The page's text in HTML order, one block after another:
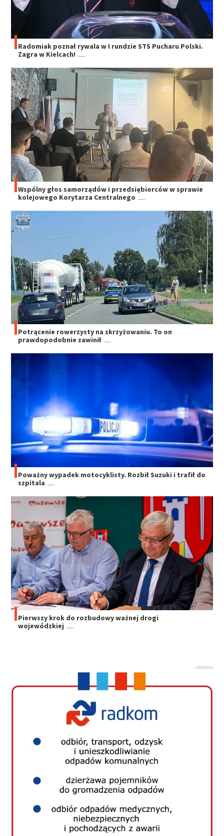
Radomiak poznał rywala w I rundzie STS Pucharu Polski.
Zagra w Kielcach!
Wspólny głos samorządów i przedsiębiorców w sprawie
kolejowego Korytarza Centralnego
Potrącenie rowerzysty na skrzyżowaniu. To on
prawdopodobnie zawinił
Poważny wypadek motocyklisty. Rozbił Suzuki i trafił do
szpitala
Pierwszy krok do rozbudowy ważnej drogi
wojewódzkiej